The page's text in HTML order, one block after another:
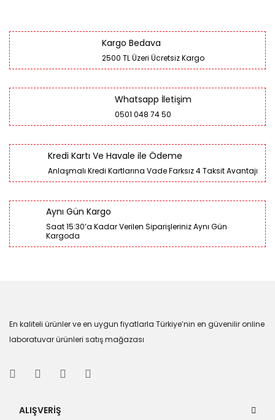
Kargo Bedava
2500 TL Üzeri Ücretsiz Kargo
Whatsapp İletişim
0501 048 74 50
Kredi Kartı Ve Havale ile Ödeme
Anlaşmalı Kredi Kartlarına Vade Farksız 4 Taksit Avantajı
Aynı Gün Kargo
Saat 15:30’a Kadar Verilen Siparişleriniz Aynı Gün
Kargoda
En kaliteli ürünler ve en uygun fiyatlarla Türkiye’nin en güvenilir online
laboratuvar ürünleri satış mağazası
ALIŞVERİŞ